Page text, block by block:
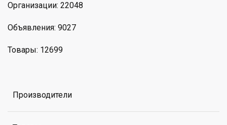
Организации: 22048
Объявления: 9027
Товары: 12699
Производители